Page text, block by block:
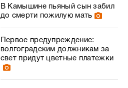
В Камышине пьяный сын забил
до смерти пожилую мать
Первое предупреждение:
волгоградским должникам за
свет придут цветные платежки